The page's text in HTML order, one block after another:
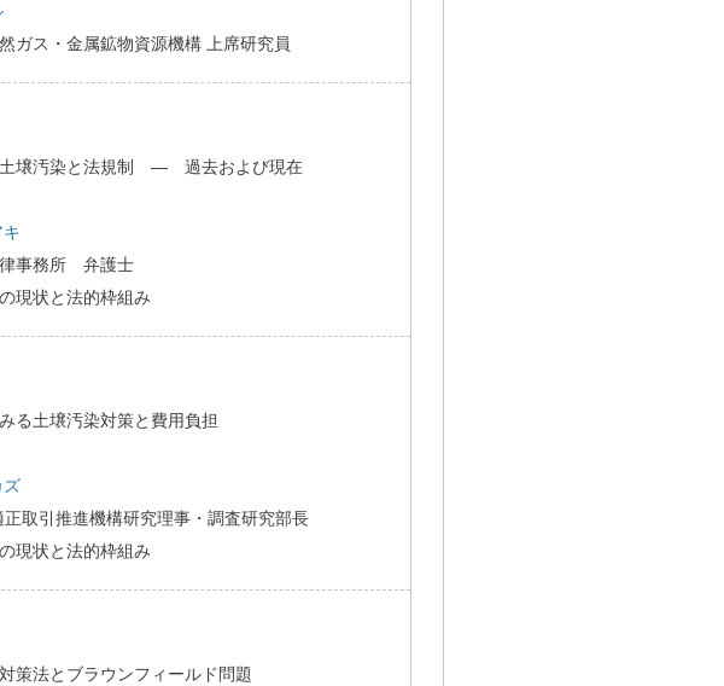
ガス・金属鉱物資源機構 上席研究員
土壌汚染と法規制 ― 過去および現在
事務所 弁護士
現状と法的枠組み
る土壌汚染対策と費用負担
ズ
取引推進機構研究理事・調査研究部長
現状と法的枠組み
策法とブラウンフィールド問題